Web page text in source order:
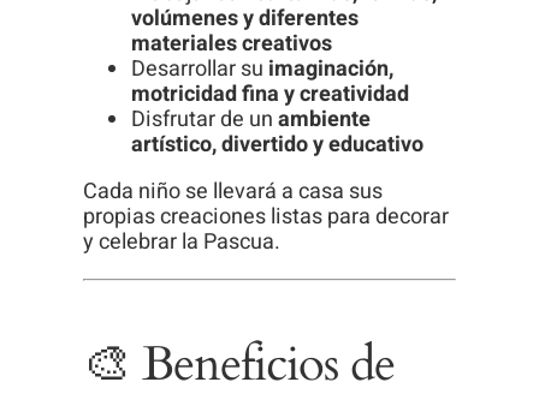
volúmenes y diferentes
materiales creativos
Desarrollar su imaginación,
motricidad fina y creatividad
Disfrutar de unambiente
artístico, divertido y educativo
Cada niño se llevará a casa sus
propias creaciones listas para decorar
y celebrar la Pascua.
🎨 Beneficios de